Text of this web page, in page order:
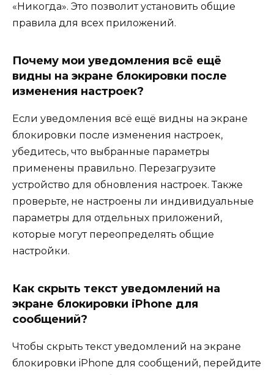
«Никогда». Это позволит установить общие
правила для всех приложений.
Почему мои уведомления всё ещё
видны на экране блокировки после
изменения настроек?
Если уведомления всё ещё видны на экране
блокировки после изменения настроек,
убедитесь, что выбранные параметры
применены правильно. Перезагрузите
устройство для обновления настроек. Также
проверьте, не настроены ли индивидуальные
параметры для отдельных приложений,
которые могут переопределять общие
настройки.
Как скрыть текст уведомлений на
экране блокировки iPhone для
сообщений?
Чтобы скрыть текст уведомлений на экране
блокировки iPhone для сообщений, перейдите